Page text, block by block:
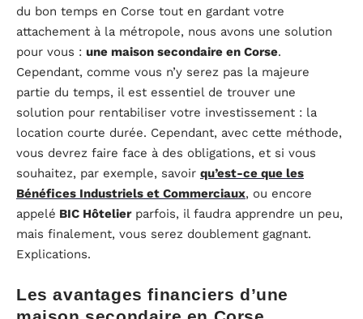
du bon temps en Corse tout en gardant votre
attachement à la métropole, nous avons une solution
pour vous : une maison secondaire en Corse.
Cependant, comme vous n’y serez pas la majeure
partie du temps, il est essentiel de trouver une
solution pour rentabiliser votre investissement : la
location courte durée. Cependant, avec cette méthode,
vous devrez faire face à des obligations, et si vous
souhaitez, par exemple, savoir qu’est-ce que les
Bénéfices Industriels et Commerciaux, ou encore
appelé BIC Hôtelierparfois, il faudra apprendre un peu,
mais finalement, vous serez doublement gagnant.
Explications.
Les avantages financiers d’une